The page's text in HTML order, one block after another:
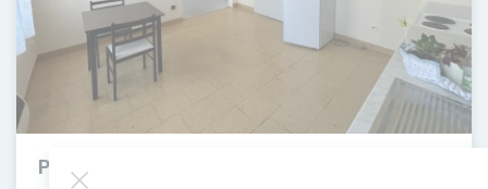
Pronájem bytu, 1+1, 42 m²